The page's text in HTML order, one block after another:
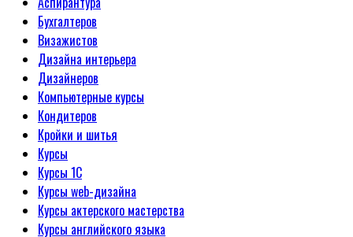
Бухгалтеров
Визажистов
Дизайна интерьера
Дизайнеров
Компьютерные курсы
Кондитеров
Кройки и шитья
Курсы
Курсы 1С
Курсы web-дизайна
Курсы актерского мастерства
Курсы английского языка